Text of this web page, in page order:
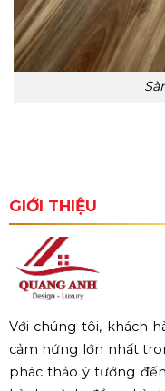
GIỚI THIỆU
Với chúng tôi, khách
cảm hứng lớn nhất
phác thảo ý tưởng